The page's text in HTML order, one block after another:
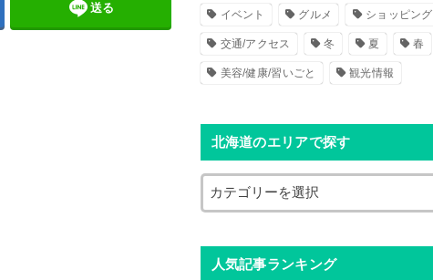
送る イベント グルメ ショッピング
交通/アクセス 冬 夏 春
美容/健康/習いごと 観光情報
北海道のエリアで探す
人気記事ランキング